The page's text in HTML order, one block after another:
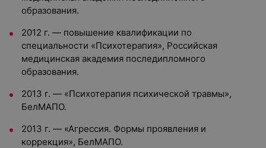
образования.
2012 г. — повышение квалификации по
специальности «Психотерапия», Российская
медицинская академия последипломного
образования.
2013 г. — «Психотерапия психической травмы»,
БелМАПО.
2013 г. — «Агрессия. Формы проявления и
коррекция», БелМАПО.